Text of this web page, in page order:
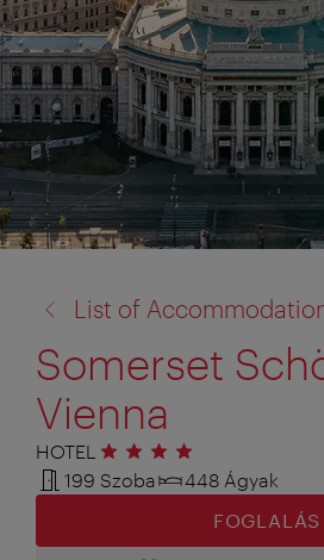
a:
List of
Somerset
Vienna
HOTEL 4 csillag
199 Szoba
448 Ágyak
FOGLALÁS